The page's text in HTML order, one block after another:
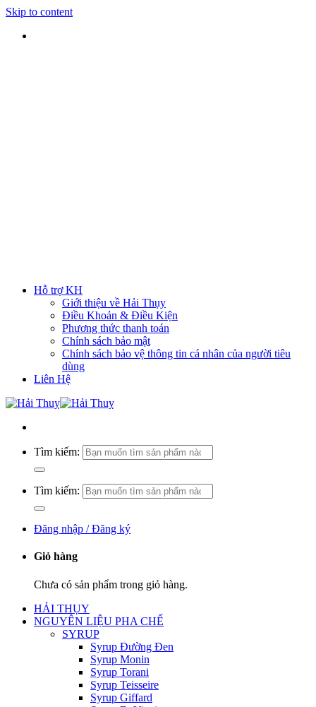
Skip to content
Hỗ trợ KH
Giới thiệu về Hải Thụy
Điều Khoản & Điều Kiện
Phương thức thanh toán
Chính sách bảo mật
Chính sách bảo vệ thông tin cá nhân của người tiêu
dùng
Liên Hệ
Tìm kiếm:
Tìm kiếm:
Đăng nhập / Đăng ký
Giỏ hàng
Chưa có sản phẩm trong giỏ hàng.
HẢI THỤY
NGUYÊN LIỆU PHA CHẾ
SYRUP
Syrup Đường Đen
Syrup Monin
Syrup Torani
Syrup Teisseire
Syrup Giffard